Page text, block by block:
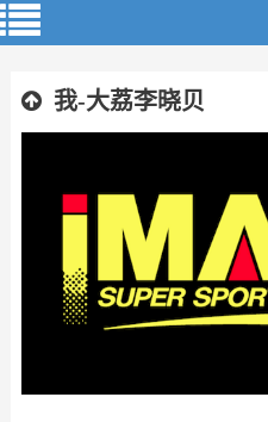
我-大荔李晓贝